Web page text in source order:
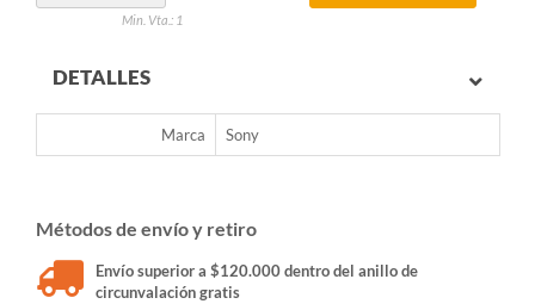
Min. Vta.: 1
DETALLES
Marca Sony
Métodos de envío y retiro
Envío superior a $120.000 dentro del anillo de
circunvalación gratis